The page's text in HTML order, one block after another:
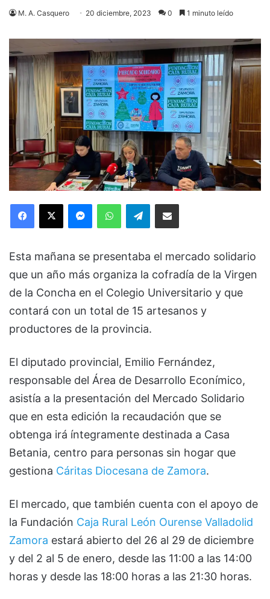
M. A. Casquero 20 diciembre, 2023 0 1 minuto leído
Facebook
X MessengerWhatsAppTelegramCompartir via Email
Esta mañana se presentaba el mercado solidario
que un año más organiza la cofradía de la Virgen
de la Concha en el Colegio Universitario y que
contará con un total de 15 artesanos y
productores de la provincia.
El diputado provincial, Emilio Fernández,
responsable del Área de Desarrollo Econímico,
asistía a la presentación del Mercado Solidario
que en esta edición la recaudación que se
obtenga irá íntegramente destinada a Casa
Betania, centro para personas sin hogar que
gestiona Cáritas Diocesana de Zamora.
El mercado, que también cuenta con el apoyo de
la Fundación Caja Rural León Ourense Valladolid
Zamora estará abierto del 26 al 29 de diciembre
y del 2 al 5 de enero, desde las 11:00 a las 14:00
horas y desde las 18:00 horas a las 21:30 horas.